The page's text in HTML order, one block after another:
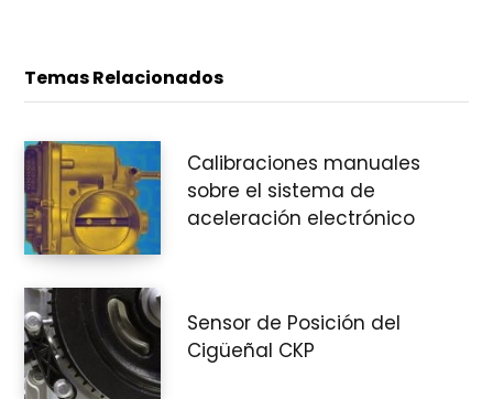
Temas Relacionados
Calibraciones manuales
sobre el sistema de
aceleración electrónico
Sensor de Posición del
Cigüeñal CKP